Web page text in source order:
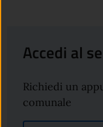
Accedi al
Richiedi un
comunale